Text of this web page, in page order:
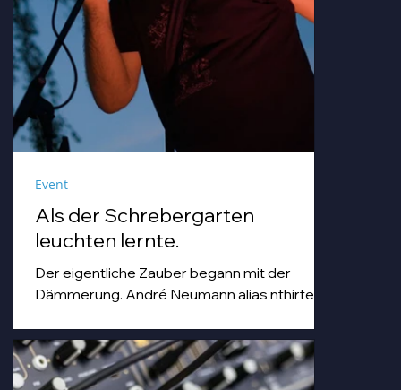
Als der Schrebergarten
leuchten lernte.
Der eigentliche Zauber begann mit der
Dämmerung. André Neumann alias nthirteen
strich mit einem Geigenbogen über seine E-
Gitarre, während die Sonne unterging.
Goldenes Abendlicht mischte sich mit
Event